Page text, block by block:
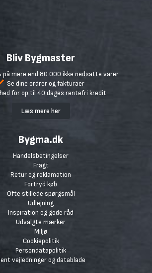
Bliv Bygmaster
på mere end 80.000 ikke nedsatte varer
Se dine ordrer og fakturaer
for op til 40 dages rentefri kredit
Læs mere her
Bygma.dk
Handelsbetingelser
Fragt
Retur og reklamation
Fortryd køb
Ofte stillede spørgsmål
Udlejning
Inspiration og gode råd
Udvalgte mærker
Miljø
Cookiepolitik
Persondatapolitik
vejledninger og datablade